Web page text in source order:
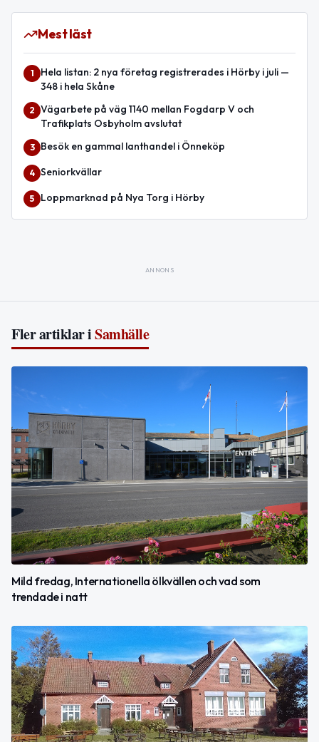
Mest läst
1
Hela listan: 2 nya företag registrerades i Hörby i juli —
348 i hela Skåne
2 Vägarbete på väg 1140 mellan Fogdarp V och
Trafikplats Osbyholm avslutat
3 Besök en gammal lanthandel i Önneköp
4 Seniorkvällar
5 Loppmarknad på Nya Torg i Hörby
ANNONS
Fler artiklar iSamhälle
Mild fredag, Internationella ölkvällen och vad som
trendade i natt